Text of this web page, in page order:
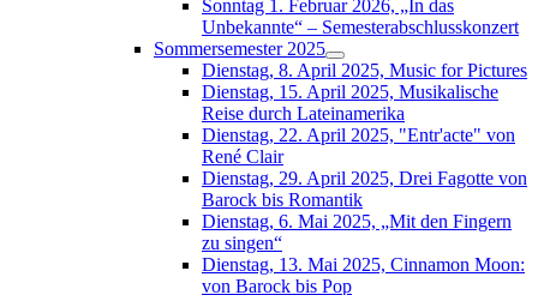
Sonntag 1. Februar 2026, „In das
Unbekannte“ – Semesterabschlusskonzert
Sommersemester 2025
Dienstag, 8. April 2025, Music for Pictures
Dienstag, 15. April 2025, Musikalische
Reise durch Lateinamerika
Dienstag, 22. April 2025, "Entr'acte" von
René Clair
Dienstag, 29. April 2025, Drei Fagotte von
Barock bis Romantik
Dienstag, 6. Mai 2025, „Mit den Fingern
zu singen“
Dienstag, 13. Mai 2025, Cinnamon Moon:
von Barock bis Pop